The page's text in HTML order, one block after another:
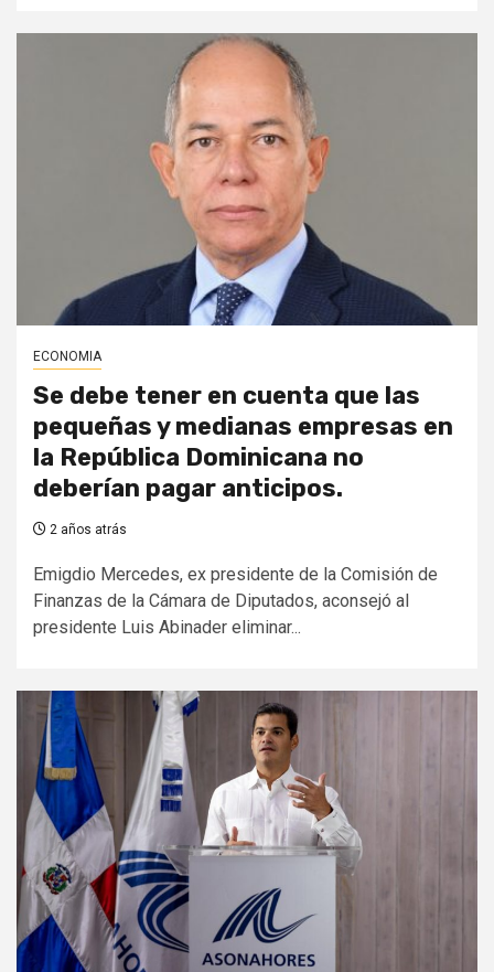
ECONOMIA
Se debe tener en cuenta que las
pequeñas y medianas empresas en
la República Dominicana no
deberían pagar anticipos.
2 años atrás
Emigdio Mercedes, ex presidente de la Comisión de
Finanzas de la Cámara de Diputados, aconsejó al
presidente Luis Abinader eliminar...